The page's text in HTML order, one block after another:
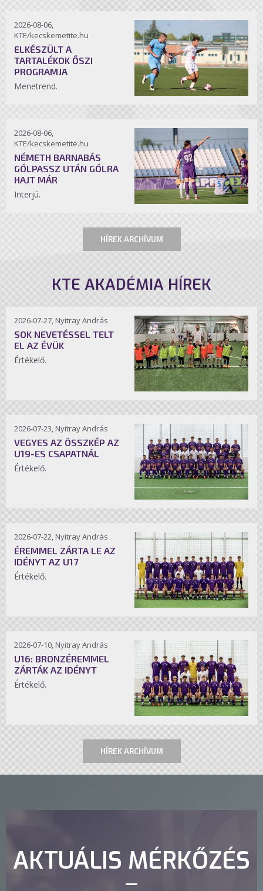
2026-08-06,
KTE/kecskemetite.hu
ELKÉSZÜLT A
TARTALÉKOK ŐSZI
PROGRAMJA
Menetrend.
2026-08-06,
KTE/kecskemetite.hu
NÉMETH BARNABÁS
GÓLPASSZ UTÁN GÓLRA
HAJT MÁR
Interjú.
HÍREK ARCHÍVUM
KTE AKADÉMIA HÍREK
2026-07-27, Nyitray András
SOK NEVETÉSSEL TELT
EL AZ ÉVÜK
Értékelő.
2026-07-23, Nyitray András
VEGYES AZ ÖSSZKÉP AZ
U19-ES CSAPATNÁL
Értékelő.
2026-07-22, Nyitray András
ÉREMMEL ZÁRTA LE AZ
IDÉNYT AZ U17
Értékelő.
2026-07-10, Nyitray András
U16: BRONZÉREMMEL
ZÁRTÁK AZ IDÉNYT
Értékelő.
HÍREK ARCHÍVUM
AKTUÁLIS MÉRKŐZÉS